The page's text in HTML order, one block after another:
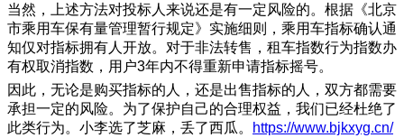
当然，上述方法对投标人来说还是有一定风险的。根据《北京
市乘用车保有量管理暂行规定》实施细则，乘用车指标确认通
知仅对指标拥有人开放。对于非法转售，租车指数行为指数办
有权取消指数，用户3年内不得重新申请指标摇号。
因此，无论是购买指标的人，还是出售指标的人，双方都需要
承担一定的风险。为了保护自己的合理权益，我们已经杜绝了
此类行为。小李选了芝麻，丢了西瓜。
https://www.bjkxyg.cn/